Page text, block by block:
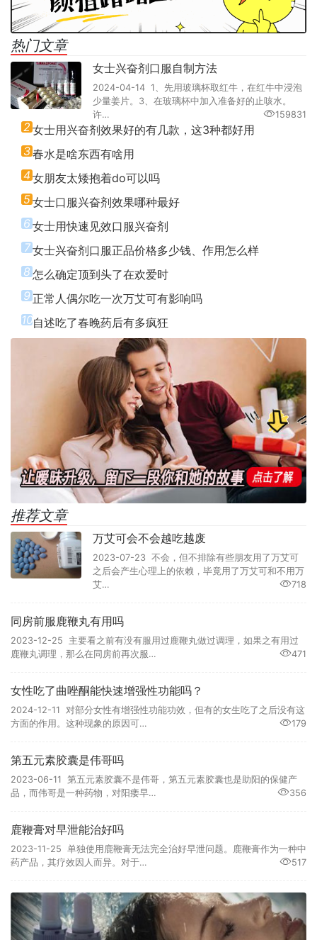
热门文章
女士兴奋剂口服自制方法
2024-04-14 1、先用玻璃杯取红牛，在红牛中浸泡
少量姜片。3、在玻璃杯中加入准备好的止咳水。
许…
159831
2 女士用兴奋剂效果好的有几款，这3种都好用
3春水是啥东西有啥用
4 女朋友太矮抱着do可以吗
5女士口服兴奋剂效果哪种最好
6女士用快速见效口服兴奋剂
7女士兴奋剂口服正品价格多少钱、作用怎么样
8 怎么确定顶到头了在欢爱时
9 正常人偶尔吃一次万艾可有影响吗
10自述吃了春晚药后有多疯狂
推荐文章
万艾可会不会越吃越废
2023-07-23 不会，但不排除有些朋友用了万艾可
之后会产生心理上的依赖，毕竟用了万艾可和不用万
艾…
718
同房前服鹿鞭丸有用吗
2023-12-25 主要看之前有没有服用过鹿鞭丸做过调理，如果之有用过
鹿鞭丸调理，那么在同房前再次服…
471
女性吃了曲唑酮能快速增强性功能吗？
2024-12-11 对部分女性有增强性功能功效，但有的女生吃了之后没有这
方面的作用。这种现象的原因可…
179
第五元素胶囊是伟哥吗
2023-06-11 第五元素胶囊不是伟哥，第五元素胶囊也是助阳的保健产
品，而伟哥是一种药物，对阳痿早…
356
鹿鞭膏对早泄能治好吗
2023-11-25 单独使用鹿鞭膏无法完全治好早泄问题。鹿鞭膏作为一种中
药产品，其疗效因人而异。对于…
517